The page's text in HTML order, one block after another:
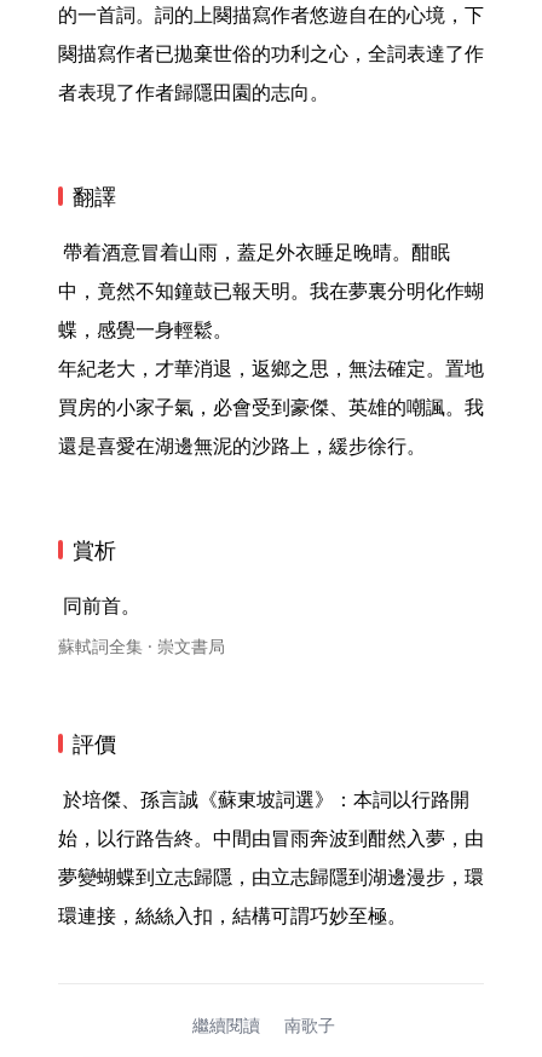
的一首詞。詞的上闋描寫作者悠遊自在的心境，下
闋描寫作者已拋棄世俗的功利之心，全詞表達了作
者表現了作者歸隱田園的志向。
翻譯
中，竟然不知鐘鼓已報天明。我在夢裏分明化作蝴
蝶，感覺一身輕鬆。
年紀老大，才華消退，返鄉之思，無法確定。置地
買房的小家子氣，必會受到豪傑、英雄的嘲諷。我
還是喜愛在湖邊無泥的沙路上，緩步徐行。
賞析
同前首。
蘇軾詞全集 · 崇文書局
評價
始，以行路告終。中間由冒雨奔波到酣然入夢，由
夢變蝴蝶到立志歸隱，由立志歸隱到湖邊漫步，環
環連接，絲絲入扣，結構可謂巧妙至極。
繼續閱讀 南歌子